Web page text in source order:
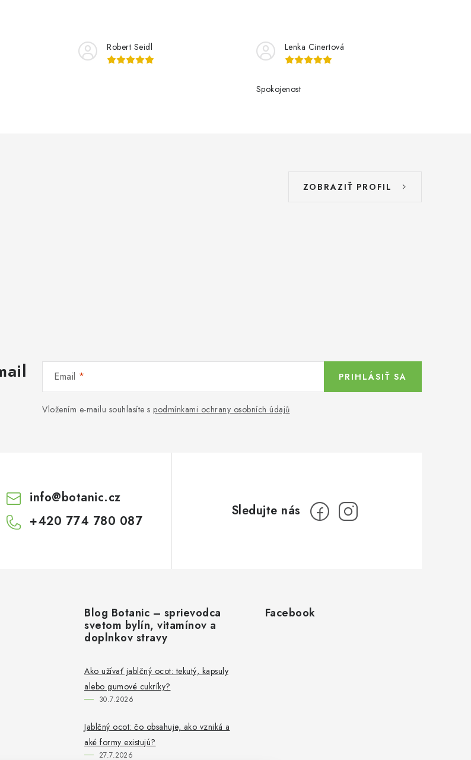
Robert Seidl Lenka Cinertová
Spokojenost
ZOBRAZIŤ PROFIL
Email
Vložením e-mailu souhlasíte s podmínkami ochrany osobních údajů
PRIHLÁSIŤ SA
info@botanic.cz
+420 774 780 087
Blog Botanic – sprievodca
svetom bylín, vitamínov a
doplnkov stravy
Ako užívať jablčný ocot: tekutý, kapsuly
alebo gumové cukríky?
30.7.2026
Jablčný ocot: čo obsahuje, ako vzniká a
aké formy existujú?
27.7.2026
Facebook